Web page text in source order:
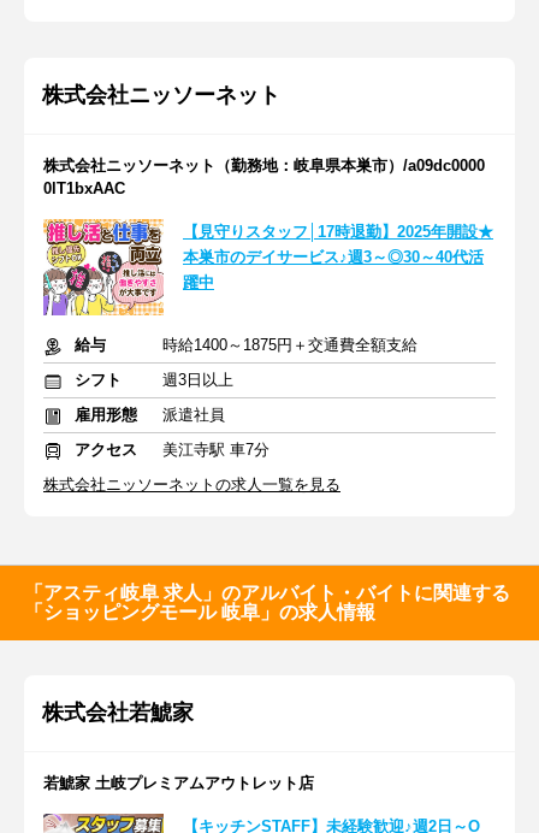
株式会社ニッソーネット
株式会社ニッソーネット（勤務地：岐阜県本巣市）/a09dc0000
0lT1bxAAC
【見守りスタッフ│17時退勤】2025年開設★
本巣市のデイサービス♪週3～◎30～40代活
躍中
給与
時給1400～1875円＋交通費全額支給
シフト
週3日以上
雇用形態
派遣社員
アクセス
美江寺駅 車7分
株式会社ニッソーネットの求人一覧を見る
「アスティ岐阜 求人」のアルバイト・バイトに関連する
「ショッピングモール 岐阜」の求人情報
株式会社若鯱家
若鯱家 土岐プレミアムアウトレット店
【キッチンSTAFF】未経験歓迎♪週2日～O